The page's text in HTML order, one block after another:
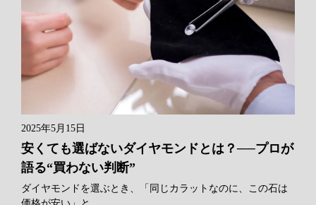
2025年5月15日
安くても選ばないダイヤモンドとは？──プロが
語る“買わない判断”
ダイヤモンドを選ぶとき、「同じカラットなのに、この石は